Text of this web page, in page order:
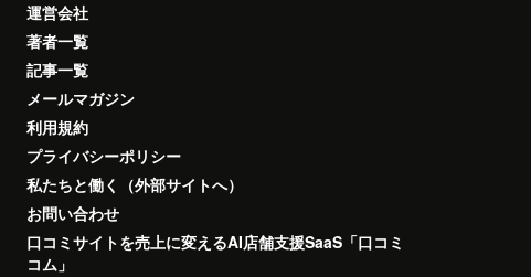
運営会社
著者一覧
記事一覧
メールマガジン
利用規約
プライバシーポリシー
私たちと働く（外部サイトへ）
お問い合わせ
口コミサイトを売上に変えるAI店舗支援SaaS「口コミ
コム」